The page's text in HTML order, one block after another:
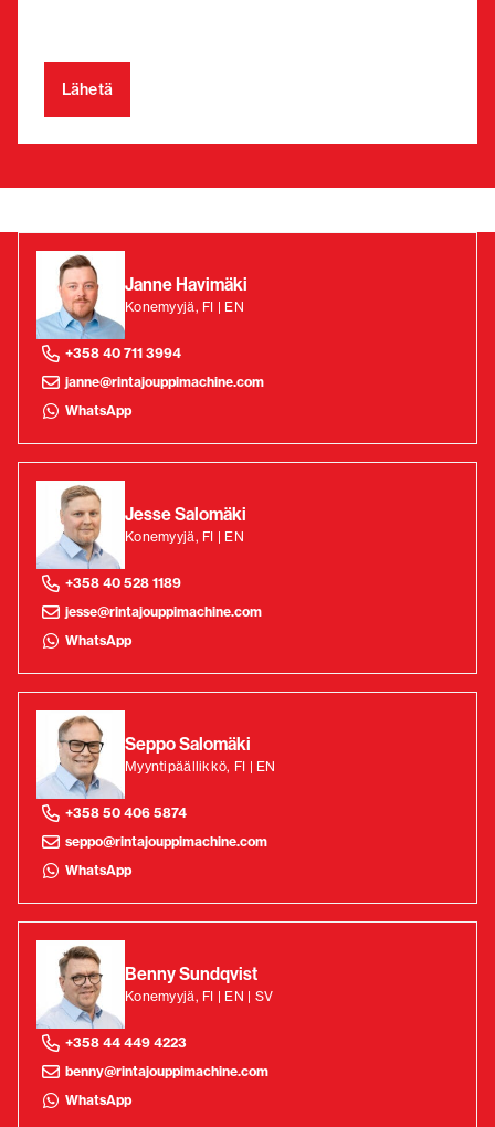
Janne Havimäki
Konemyyjä, FI | EN
+358 40 711 3994
janne@rintajouppimachine.com
WhatsApp
Jesse Salomäki
Konemyyjä, FI | EN
+358 40 528 1189
jesse@rintajouppimachine.com
WhatsApp
Seppo Salomäki
Myyntipäällikkö, FI | EN
+358 50 406 5874
seppo@rintajouppimachine.com
WhatsApp
Benny Sundqvist
Konemyyjä, FI | EN | SV
+358 44 449 4223
benny@rintajouppimachine.com
WhatsApp